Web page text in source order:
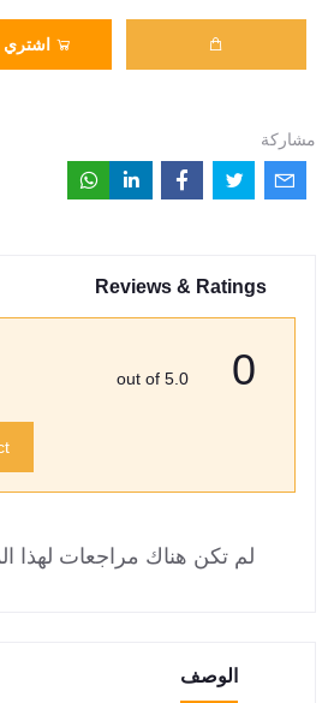
اشتري
مشاركة
Reviews & Ratings
0
out of 5.0
لم تكن هناك مراجعات لهذا
الوصف